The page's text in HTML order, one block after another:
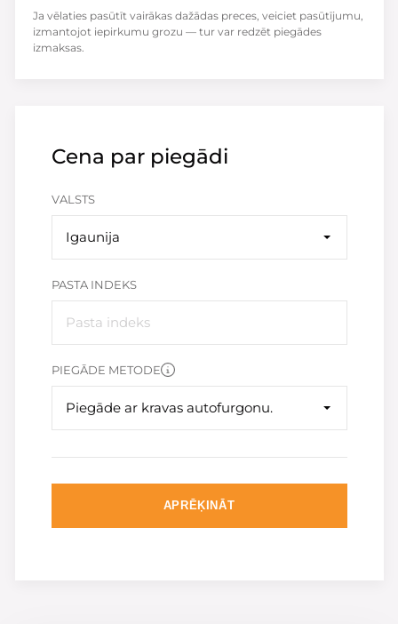
Cena par piegādi
VALSTS
Igaunija
PASTA INDEKS
PIEGĀDE METODE
Piegāde ar kravas autofurgonu.
APRĒĶINĀT
Ja vēlaties pasūtīt vairākas dažādas preces, veiciet pasūtījumu,
izmantojot iepirkumu grozu — tur var redzēt piegādes
izmaksas.